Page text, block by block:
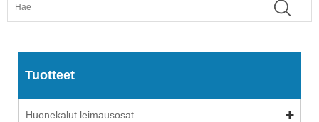
Tuotteet
Huonekalut leimausosat